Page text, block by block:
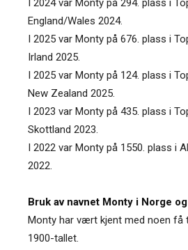
England/Wales 2024.
I 2025 var Monty på 676. plass i
Irland 2025.
I 2025 var Monty på 124. plass i
New Zealand 2025.
I 2023 var Monty på 435. plass i
Skottland 2023.
I 2022 var Monty på 1550. plass i
2022.
Bruk av navnet Monty i Norge
Monty har vært kjent med noen få
1900-tallet.